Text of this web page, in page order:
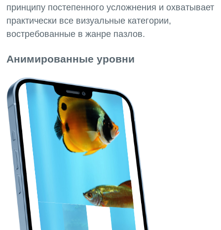
принципу постепенного усложнения и охватывает
практически все визуальные категории,
Анимированные уровни